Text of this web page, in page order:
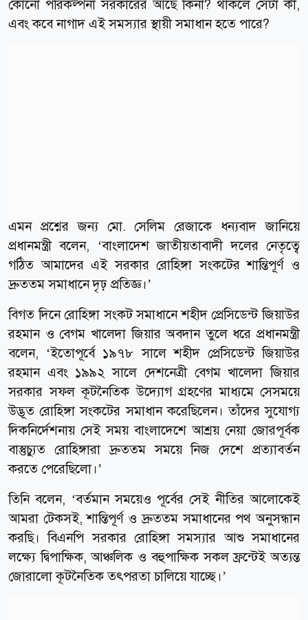
কোনো পরিকল্পনা সরকারের আছে কিনা? থাকলে সেটা কী,
এবং কবে নাগাদ এই সমস্যার স্থায়ী সমাধান হতে পারে?
এমন প্রশ্নের জন্য মো. সেলিম রেজাকে ধন্যবাদ জানিয়ে
প্রধানমন্ত্রী বলেন, ‘বাংলাদেশ জাতীয়তাবাদী দলের নেতৃত্বে
গঠিত আমাদের এই সরকার রোহিঙ্গা সংকটের শান্তিপূর্ণ ও
দ্রুততম সমাধানে দৃঢ় প্রতিজ্ঞ।’
বিগত দিনে রোহিঙ্গা সংকট সমাধানে শহীদ প্রেসিডেন্ট জিয়াউর
রহমান ও বেগম খালেদা জিয়ার অবদান তুলে ধরে প্রধানমন্ত্রী
বলেন, ‘ইতোপূর্বে ১৯৭৮ সালে শহীদ প্রেসিডেন্ট জিয়াউর
রহমান এবং ১৯৯২ সালে দেশনেত্রী বেগম খালেদা জিয়ার
সরকার সফল কূটনৈতিক উদ্যোগ গ্রহণের মাধ্যমে সেসময়ে
উদ্ভূত রোহিঙ্গা সংকটের সমাধান করেছিলেন। তাঁদের সুযোগ্য
দিকনির্দেশনায় সেই সময় বাংলাদেশে আশ্রয় নেয়া জোরপূর্বক
বাস্তুচ্যুত রোহিঙ্গারা দ্রুততম সময়ে নিজ দেশে প্রত্যাবর্তন
করতে পেরেছিলো।’
তিনি বলেন, ‘বর্তমান সময়েও পূর্বের সেই নীতির আলোকেই
আমরা টেকসই, শান্তিপূর্ণ ও দ্রুততম সমাধানের পথ অনুসন্ধান
করছি। বিএনপি সরকার রোহিঙ্গা সমস্যার আশু সমাধানের
লক্ষ্যে দ্বিপাক্ষিক, আঞ্চলিক ও বহুপাক্ষিক সকল ফ্রন্টেই অত্যন্ত
জোরালো কূটনৈতিক তৎপরতা চালিয়ে যাচ্ছে।’